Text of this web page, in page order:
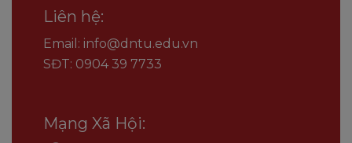
Liên hệ:
Email: info@dntu.edu.vn
SĐT: 0904 39 7733
Mạng Xã Hội: